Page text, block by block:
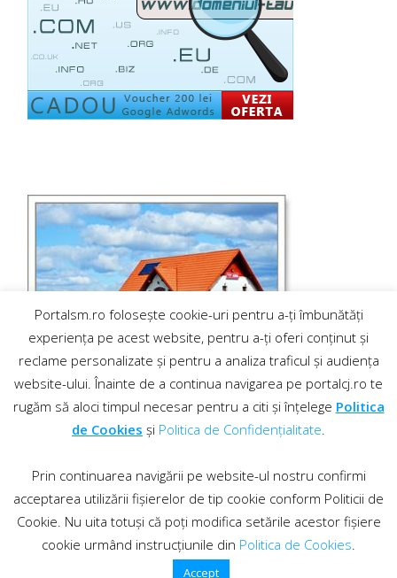
Contact·Regulament comentarii
© 2019 PortalCJ.ro. Toate drepturile sunt rezervate.
Portalsm.ro folosește cookie-uri pentru a-ți îmbunătăți
experiența pe acest website, pentru a-ți oferi conținut și
reclame personalizate și pentru a analiza traficul și audiența
website-ului. Înainte de a continua navigarea pe portalcj.ro te
rugăm să aloci timpul necesar pentru a citi și înțelege Politica
de Cookies și Politica de Confidențialitate.
Prin continuarea navigării pe website-ul nostru confirmi
acceptarea utilizării fișierelor de tip cookie conform Politicii de
Cookie. Nu uita totuși că poți modifica setările acestor fișiere
cookie urmând instrucțiunile din Politica de Cookies.
Accept